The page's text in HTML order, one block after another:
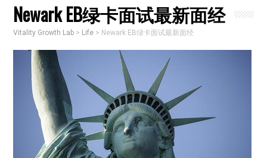
Newark EB绿卡面试最新面经
Vitality Growth Lab > Life > Newark EB绿卡面试最新面经